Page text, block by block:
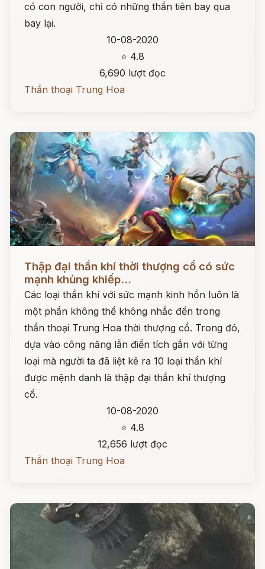
có con người, chỉ có những thần tiên bay qua
bay lại.
10-08-2020
⭐ 4.8
6,690 lượt đọc
Thần thoại Trung Hoa
Thập đại thần khí thời thượng cổ có sức
mạnh khủng khiếp...
Các loại thần khí với sức mạnh kinh hồn luôn là
một phần không thể không nhắc đến trong
thần thoại Trung Hoa thời thượng cổ. Trong đó,
dựa vào công năng lẫn điển tích gắn với từng
loại mà người ta đã liệt kê ra 10 loại thần khí
được mệnh danh là thập đại thần khí thượng
cổ.
10-08-2020
⭐ 4.8
12,656 lượt đọc
Thần thoại Trung Hoa